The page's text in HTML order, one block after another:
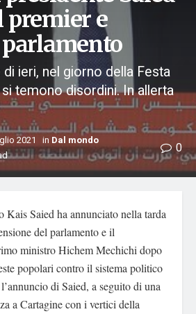
e
ieri, nel giorno della Festa
temono disordini. In allerta
2021 in Dal mondo
0
Kais Saied ha annunciato nella tarda
del parlamento e il
ministro Hichem Mechichi dopo
popolari contro il sistema politico
di Saied, a seguito di una
a Cartagine con i vertici della